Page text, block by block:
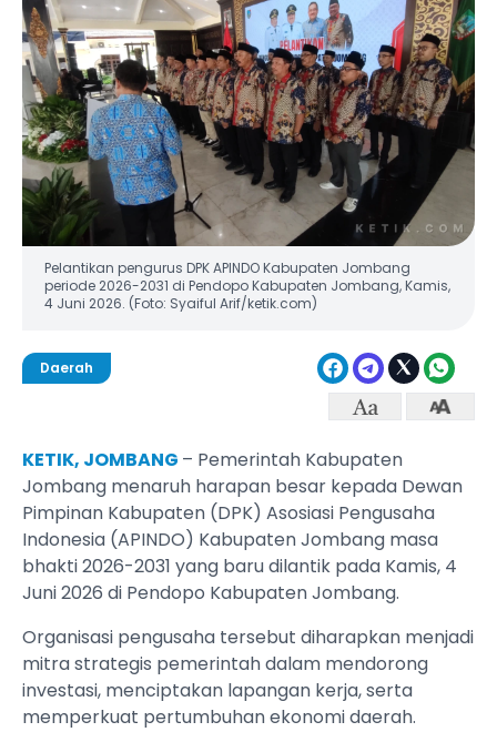
Pelantikan pengurus DPK APINDO Kabupaten Jombang
periode 2026-2031 di Pendopo Kabupaten Jombang, Kamis,
4 Juni 2026. (Foto: Syaiful Arif/ketik.com)
Daerah
KETIK, JOMBANG – Pemerintah Kabupaten
Jombang menaruh harapan besar kepada Dewan
Pimpinan Kabupaten (DPK) Asosiasi Pengusaha
Indonesia (APINDO) Kabupaten Jombang masa
bhakti 2026-2031 yang baru dilantik pada Kamis, 4
Juni 2026 di Pendopo Kabupaten Jombang.
Organisasi pengusaha tersebut diharapkan menjadi
mitra strategis pemerintah dalam mendorong
investasi, menciptakan lapangan kerja, serta
memperkuat pertumbuhan ekonomi daerah.